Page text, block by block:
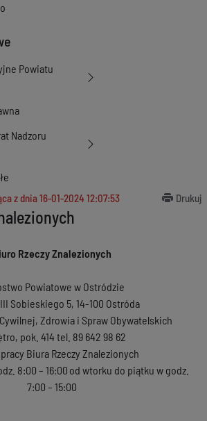
Powiatu
Nadzoru
z dnia16-01-2024 12:07:53 Drukuj
Rzeczy Znalezionych
Powiatowe w Ostródzie
Sobieskiego 5, 14-100 Ostróda
Zdrowia i Spraw Obywatelskich
pok. 414 tel. 89 642 98 62
Biura Rzeczy Znalezionych
8:00 – 16:00 od wtorku do piątku w godz.
7:00 – 15:00